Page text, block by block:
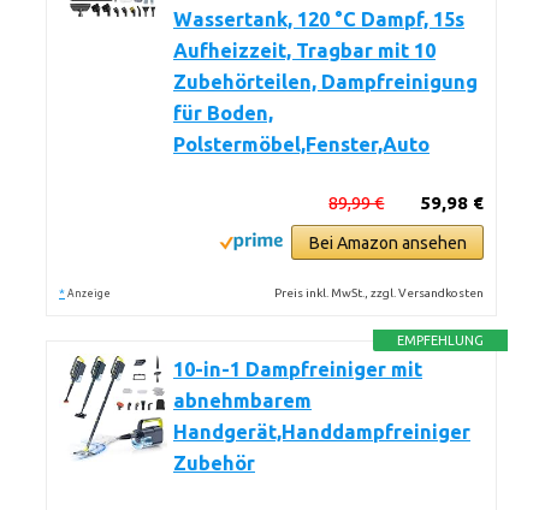
Wassertank, 120 °C Dampf, 15s
Aufheizzeit, Tragbar mit 10
Zubehörteilen, Dampfreinigung
für Boden,
Polstermöbel,Fenster,Auto
59,98 €
89,99 €
Bei Amazon ansehen
* Anzeige Preis inkl. MwSt., zzgl. Versandkosten
EMPFEHLUNG
10-in-1 Dampfreiniger mit
abnehmbarem
Handgerät,Handdampfreiniger
Zubehör